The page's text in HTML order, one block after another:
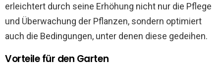
erleichtert durch seine Erhöhung nicht nur die Pflege
und Überwachung der Pflanzen, sondern optimiert
auch die Bedingungen, unter denen diese gedeihen.
Vorteile für den Garten